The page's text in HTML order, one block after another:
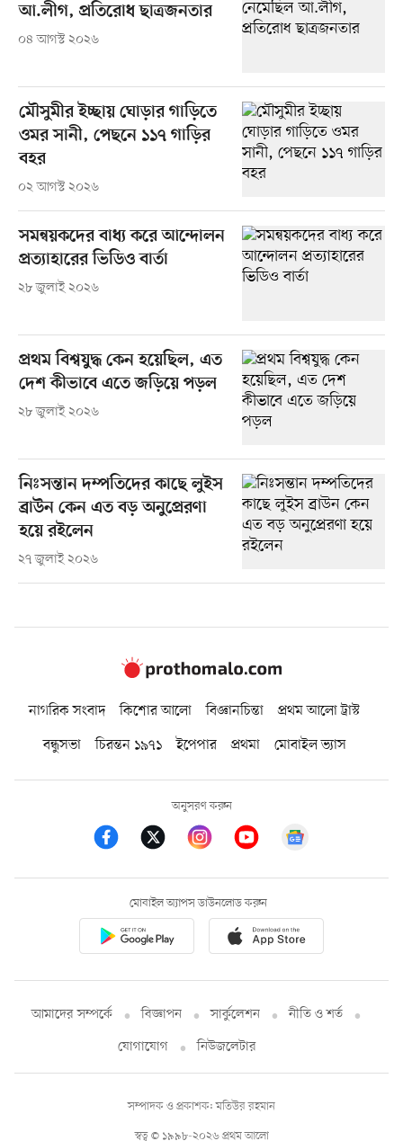
আ.লীগ, প্রতিরোধ ছাত্রজনতার
০৪ আগস্ট ২০২৬
মৌসুমীর ইচ্ছায় ঘোড়ার গাড়িতে
ওমর সানী, পেছনে ১১৭ গাড়ির
বহর
০২ আগস্ট ২০২৬
সমন্বয়কদের বাধ্য করে আন্দোলন
প্রত্যাহারের ভিডিও বার্তা
২৮ জুলাই ২০২৬
প্রথম বিশ্বযুদ্ধ কেন হয়েছিল, এত
দেশ কীভাবে এতে জড়িয়ে পড়ল
২৮ জুলাই ২০২৬
নিঃসন্তান দম্পতিদের কাছে লুইস
ব্রাউন কেন এত বড় অনুপ্রেরণা
হয়ে রইলেন
২৭ জুলাই ২০২৬
নাগরিক সংবাদ কিশোর আলো বিজ্ঞানচিন্তা
প্রথম আলো ট্রাস্ট
বন্ধুসভা
চিরন্তন ১৯৭১ ইপেপার প্রথমা মোবাইল ভ্যাস
অনুসরণ করুন
মোবাইল অ্যাপস ডাউনলোড করুন
আমাদের সম্পর্কে বিজ্ঞাপন সার্কুলেশন
নীতি ও শর্ত
যোগাযোগ
নিউজলেটার
স্বত্ব © ১৯৯৮-২০২৬ প্রথম আলো
সম্পাদক ও প্রকাশক: মতিউর রহমান